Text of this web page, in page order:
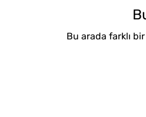
Bu arada farklı